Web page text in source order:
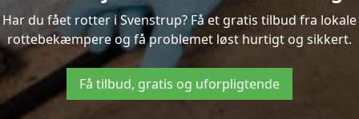
Har du fået rotter i Svenstrup? Få et gratis tilbud fra lokale
rottebekæmpere og få problemet løst hurtigt og sikkert.
Få tilbud, gratis og uforpligtende